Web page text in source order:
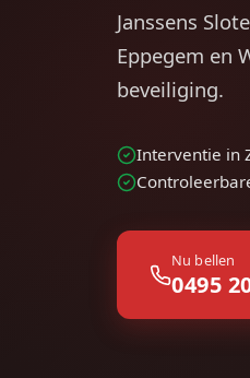
Janssens
Eppegem en
beveiliging.
Interventie in
Nu bellen
0495